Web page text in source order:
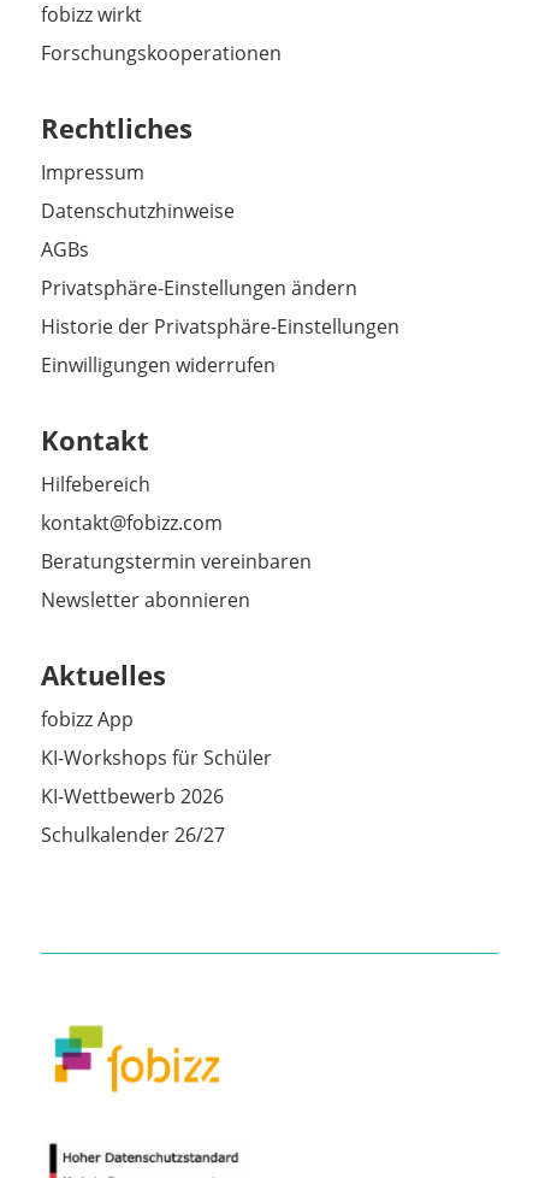
fobizz wirkt
Forschungskooperationen
Rechtliches
Impressum
Datenschutzhinweise
AGBs
Privatsphäre-Einstellungen ändern
Historie der Privatsphäre-Einstellungen
Einwilligungen widerrufen
Kontakt
Hilfebereich
kontakt@fobizz.com
Beratungstermin vereinbaren
Newsletter abonnieren
Aktuelles
fobizz App
KI-Workshops für Schüler
KI-Wettbewerb 2026
Schulkalender 26/27